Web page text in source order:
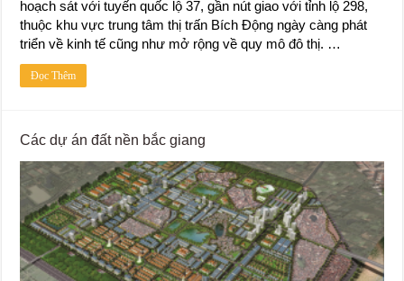
hoạch sát với tuyến quốc lộ 37, gần nút giao với tỉnh lộ 298,
thuộc khu vực trung tâm thị trấn Bích Động ngày càng phát
triển về kinh tế cũng như mở rộng về quy mô đô thị. …
Đọc Thêm
Các dự án đất nền bắc giang